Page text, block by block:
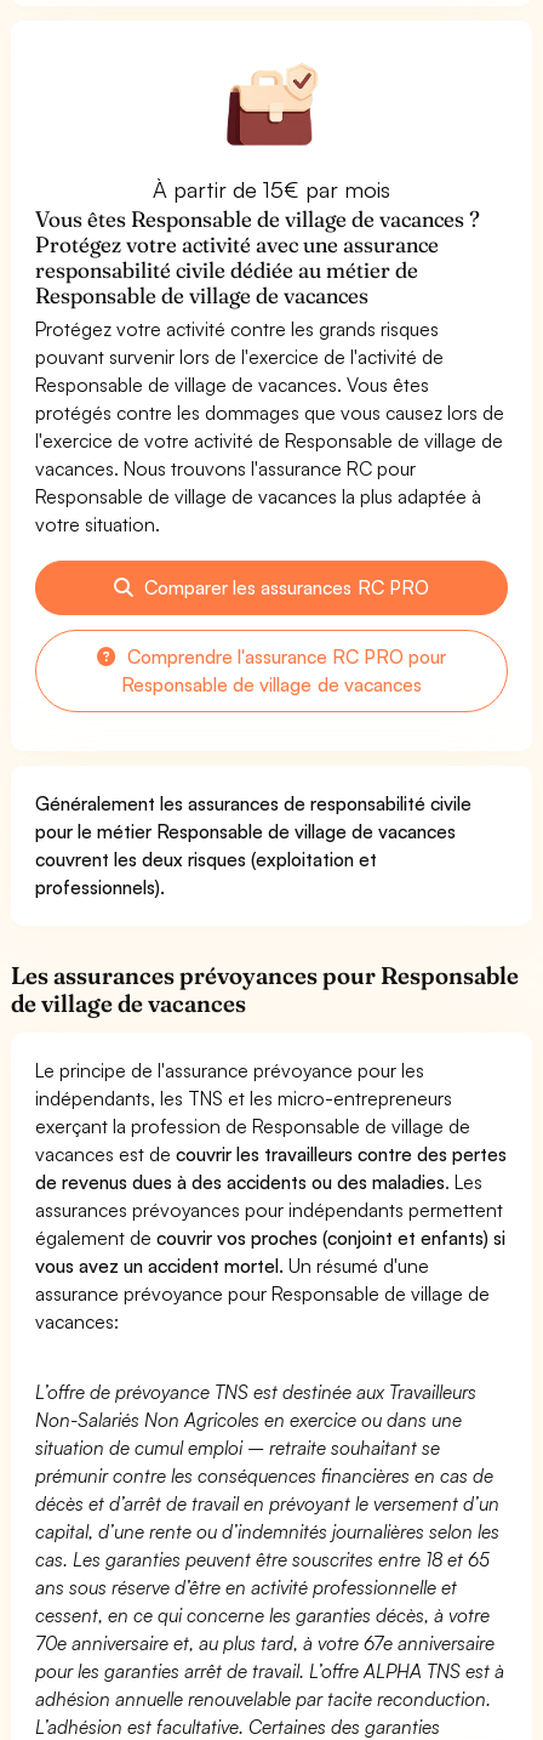
À partir de 15€ par mois
Vous êtes Responsable de village de vacances ?
Protégez votre activité avec une assurance
responsabilité civile dédiée au métier de
Responsable de village de vacances
Protégez votre activité contre les grands risques
pouvant survenir lors de l'exercice de l'activité de
Responsable de village de vacances. Vous êtes
protégés contre les dommages que vous causez lors de
l'exercice de votre activité de Responsable de village de
vacances. Nous trouvons l'assurance RC pour
Responsable de village de vacances la plus adaptée à
votre situation.
Comparer les assurances RC PRO
Comprendre l'assurance RC PRO pour
Responsable de village de vacances
Généralement les assurances de responsabilité civile
pour le métier Responsable de village de vacances
couvrent les deux risques (exploitation et
professionnels).
Les assurances prévoyances pour Responsable
de village de vacances
Le principe de l'assurance prévoyance pour les
indépendants, les TNS et les micro-entrepreneurs
exerçant la profession de Responsable de village de
vacances est decouvrir les travailleurs contre des pertes
de revenus dues à des accidents ou des maladies. Les
assurances prévoyances pour indépendants permettent
également decouvrir vos proches (conjoint et enfants) si
vous avez un accident mortel. Un résumé d'une
assurance prévoyance pour Responsable de village de
vacances:
L’offre de prévoyance TNS est destinée aux Travailleurs
Non-Salariés Non Agricoles en exercice ou dans une
situation de cumul emploi – retraite souhaitant se
prémunir contre les conséquences financières en cas de
décès et d’arrêt de travail en prévoyant le versement d’un
capital, d’une rente ou d’indemnités journalières selon les
cas. Les garanties peuvent être souscrites entre 18 et 65
ans sous réserve d’être en activité professionnelle et
cessent, en ce qui concerne les garanties décès, à votre
70e anniversaire et, au plus tard, à votre 67e anniversaire
pour les garanties arrêt de travail. L’offre ALPHA TNS est à
adhésion annuelle renouvelable par tacite reconduction.
L’adhésion est facultative. Certaines des garanties